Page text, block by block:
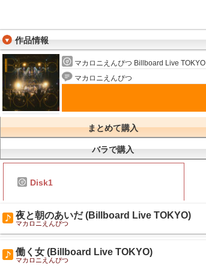
作品情報
マカロニえんぴつ Billboard Live TOKYO
マカロニえんぴつ
まとめて購入
バラで購入
Disk1
夜と朝のあいだ (Billboard Live TOKYO)
マカロニえんぴつ
働く女 (Billboard Live TOKYO)
マカロニえんぴつ